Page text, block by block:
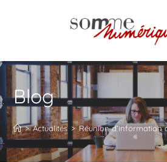
Blog
> Actualités > Réunion d’information